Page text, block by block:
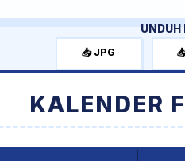
UNDUH
📥 JPG
KALENDER